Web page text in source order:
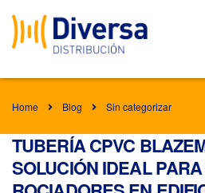
Home Blog Sin categorizar
TUBERÍA CPVC
SOLUCIÓN IDEAL